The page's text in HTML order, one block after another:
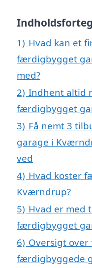
1) Hvad kan et
færdigbygget
med?
2) Indhent altid
færdigbygget
3) Få nemt 3
garage i
ved
4) Hvad koster
Kværndrup?
5) Hvad er med
færdigbygget
6) Oversigt over
færdigbyggede